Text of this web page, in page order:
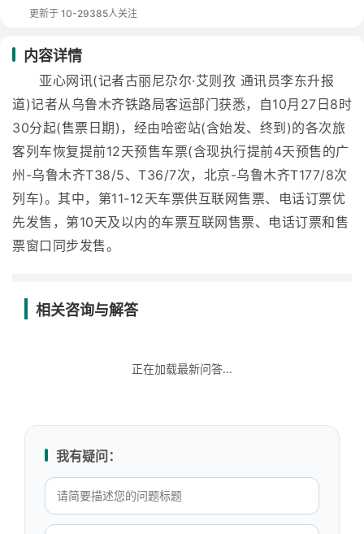
更新于 10-29385人关注
内容详情
亚心网讯(记者古丽尼尕尔·艾则孜 通讯员李东升报
道)记者从乌鲁木齐铁路局客运部门获悉，自10月27日8时
30分起(售票日期)，经由哈密站(含始发、终到)的各次旅
客列车恢复提前12天预售车票(含现执行提前4天预售的广
州-乌鲁木齐T38/5、T36/7次，北京-乌鲁木齐T177/8次
列车)。其中，第11-12天车票供互联网售票、电话订票优
先发售，第10天及以内的车票互联网售票、电话订票和售
票窗口同步发售。
相关咨询与解答
正在加载最新问答...
我有疑问：